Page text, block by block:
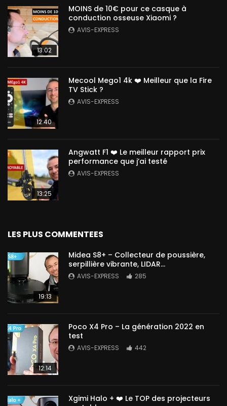
13:02
MOINS de 10€ pour ce casque à
conduction osseuse Xiaomi ?
AVIS-EXPRESS
12:40
Mecool Mego1 4k ❤️ Meilleur que la Fire
TV Stick ?
AVIS-EXPRESS
13:25
Angwatt F1 ❤️ Le meilleur rapport prix
performance que j’ai testé
AVIS-EXPRESS
LES PLUS COMMENTEES
19:13
Midea S8+ – Collecteur de poussière,
serpillière vibrante, LIDAR…
AVIS-EXPRESS 285
12:14
Poco X4 Pro – La génération 2022 en
test
AVIS-EXPRESS 442
Xgimi Halo + ❤️ Le TOP des projecteurs